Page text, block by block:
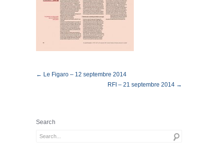
← Le Figaro – 12 septembre 2014
RFI – 21 septembre 2014 →
Search